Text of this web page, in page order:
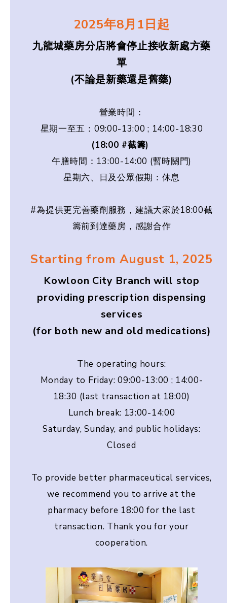
2025年8月1日起
九龍城藥房分店將會停止接收新處方藥
單
(不論是新藥還是舊藥)
營業時間：
星期一至五：09:00-13:00 ; 14:00-18:30
(18:00 #截籌)
午膳時間：13:00-14:00 (暫時關門)
星期六、日及公眾假期：休息
#為提供更完善藥劑服務，建議大家於18:00截
籌前到達藥房，感謝合作
Starting from August 1, 2025
Kowloon City Branch will stop
providing prescription dispensing
services
(for both new and old medications)
The operating hours:
Monday to Friday: 09:00-13:00 ; 14:00-
18:30 (last transaction at 18:00)
Lunch break: 13:00-14:00
Saturday, Sunday, and public holidays:
Closed
To provide better pharmaceutical services,
we recommend you to arrive at the
pharmacy before 18:00 for the last
transaction. Thank you for your
cooperation.